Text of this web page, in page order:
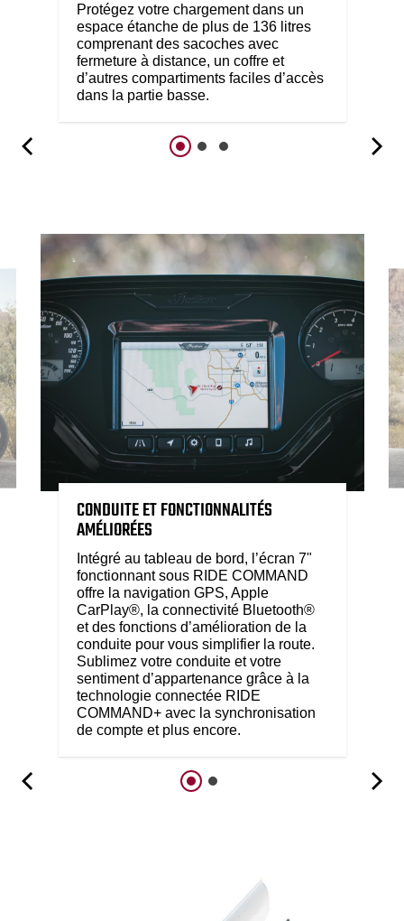
Protégez votre chargement dans un
espace étanche de plus de 136 litres
comprenant des sacoches avec
fermeture à distance, un coffre et
d’autres compartiments faciles d’accès
dans la partie basse.
CONDUITE ET FONCTIONNALITÉS
AMÉLIORÉES
Intégré au tableau de bord, l’écran 7"
fonctionnant sous RIDE COMMAND
offre la navigation GPS, Apple
CarPlay®, la connectivité Bluetooth®
et des fonctions d’amélioration de la
conduite pour vous simplifier la route.
Sublimez votre conduite et votre
sentiment d’appartenance grâce à la
technologie connectée RIDE
COMMAND+ avec la synchronisation
de compte et plus encore.